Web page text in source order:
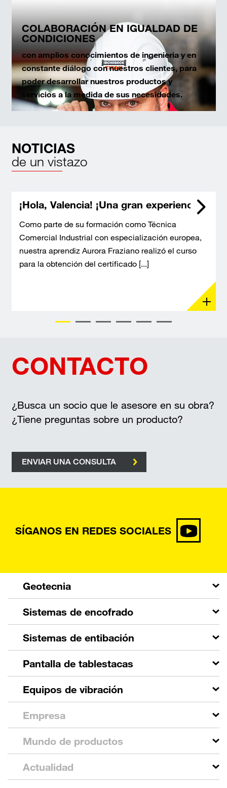
COLABORACIÓN EN IGUALDAD DE
CONDICIONES
con amplios conocimientos de ingenieria y en
constante diálogo con nuestros clientes, para
poder desarrollar nuestros productos y
servicios a la medida de sus necesidades.
NOTICIAS
de un vistazo
¡Hola, Valencia! ¡Una gran experiencia!
Como parte de su formación como Técnica
Comercial Industrial con especialización europea,
nuestra aprendiz Aurora Fraziano realizó el curso
para la obtención del certificado [...]
CONTACTO
¿Busca un socio que le asesore en su obra?
¿Tiene preguntas sobre un producto?
ENVIAR UNA CONSULTA
SÍGANOS EN REDES SOCIALES
Geotecnia
Sistemas de encofrado
Sistemas de entibación
Pantalla de tablestacas
Equipos de vibración
Empresa
Mundo de productos
Actualidad